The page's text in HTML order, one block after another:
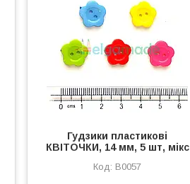
Гудзики пластикові
КВІТОЧКИ, 14 мм, 5 шт, мікс
B0057